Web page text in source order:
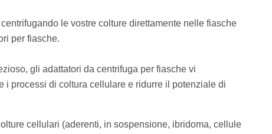
le vostre colture direttamente nelle fiasche
per fiasche.
gli adattatori da centrifuga per fiasche vi
i processi di coltura cellulare e ridurre il potenziale di
cellulari (aderenti, in sospensione, ibridoma, cellule